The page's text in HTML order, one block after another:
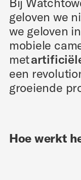
geloven we
we geloven in
mobiele
met
een
groeiende
Hoe werkt